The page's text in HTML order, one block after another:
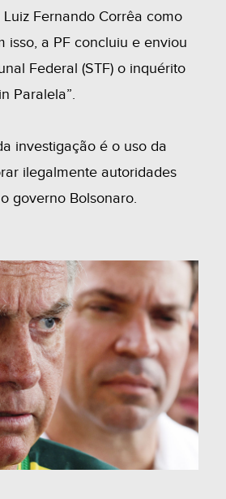
Fernando Corrêa como
isso, a PF concluiu e enviou
Federal (STF) o inquérito
Paralela”.
investigação é o uso da
ilegalmente autoridades
governo Bolsonaro.